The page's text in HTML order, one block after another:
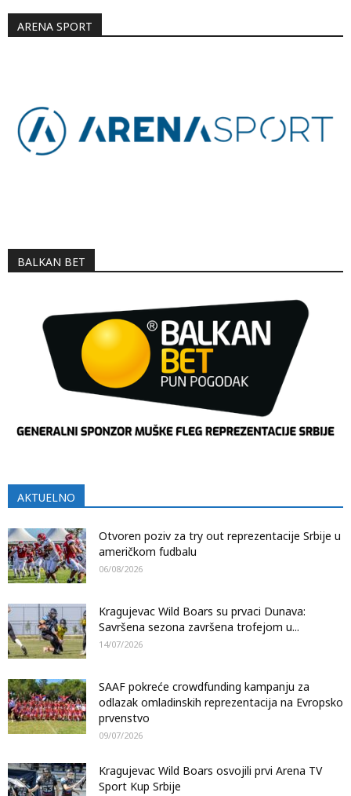
ARENA SPORT
BALKAN BET
AKTUELNO
Otvoren poziv za try out reprezentacije Srbije u
američkom fudbalu
06/08/2026
Kragujevac Wild Boars su prvaci Dunava:
Savršena sezona završena trofejom u...
14/07/2026
SAAF pokreće crowdfunding kampanju za
odlazak omladinskih reprezentacija na Evropsko
prvenstvo
09/07/2026
Kragujevac Wild Boars osvojili prvi Arena TV
Sport Kup Srbije